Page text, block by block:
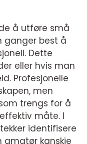
å utføre små
ganger best å
Dette
eller hvis man
Profesjonelle
men
trengs for å
måte. I
identifisere
amatør kanskje